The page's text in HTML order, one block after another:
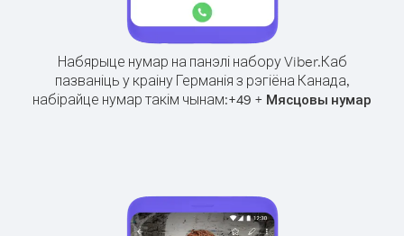
Набярыце нумар на панэлі набору Viber.Каб
пазваніць у краіну Германія з рэгіёна Канада,
набірайце нумар такім чынам:+49 + Мясцовы нумар